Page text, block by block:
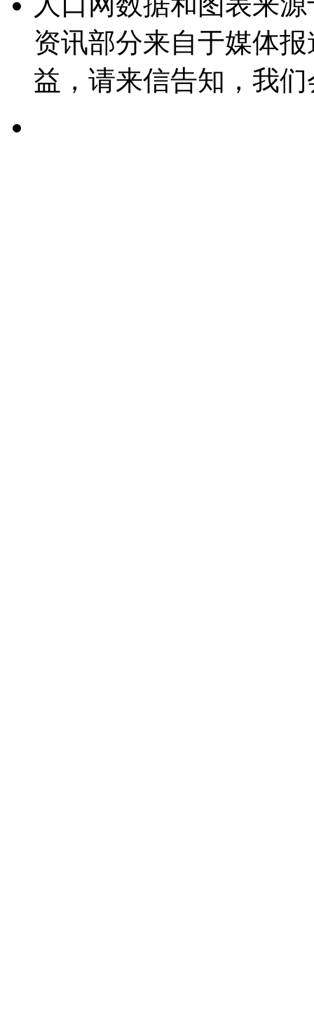
资讯部分来自于媒体
益，请来信告知，我